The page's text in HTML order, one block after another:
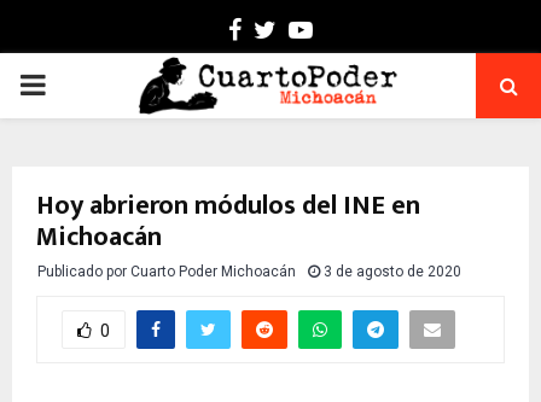
Facebook
TwitterYoutube
PRIMARY
Hoy abrieron módulos del INE en
Michoacán
Publicado por Cuarto Poder Michoacán 3 de agosto de 2020
0